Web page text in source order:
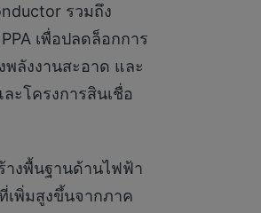
รวมถึง
เพื่อปลดล็อกการ
ลังงานสะอาด และ
ะโครงการสินเชื่อ
างพื้นฐานด้านไฟฟ้า
เพิ่มสูงขึ้นจากภาค